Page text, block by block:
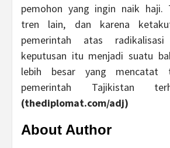
pemohon yang ingin naik haji.
tren lain, dan karena
pemerintah atas
keputusan itu menjadi suatu
lebih besar yang mencatat
pemerintah Tajikistan
(thediplomat.com/adj)
About Author